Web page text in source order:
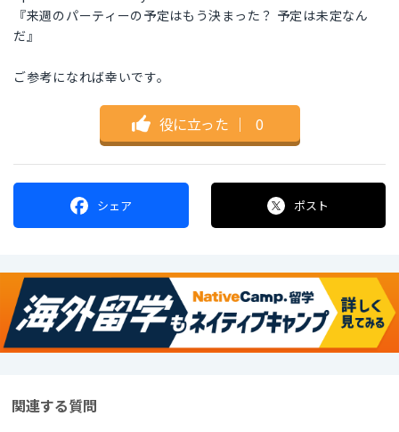
『来週のパーティーの予定はもう決まった？ 予定は未定なん
だ』
ご参考になれば幸いです。
役に立った ｜ 0
シェア ポスト
関連する質問